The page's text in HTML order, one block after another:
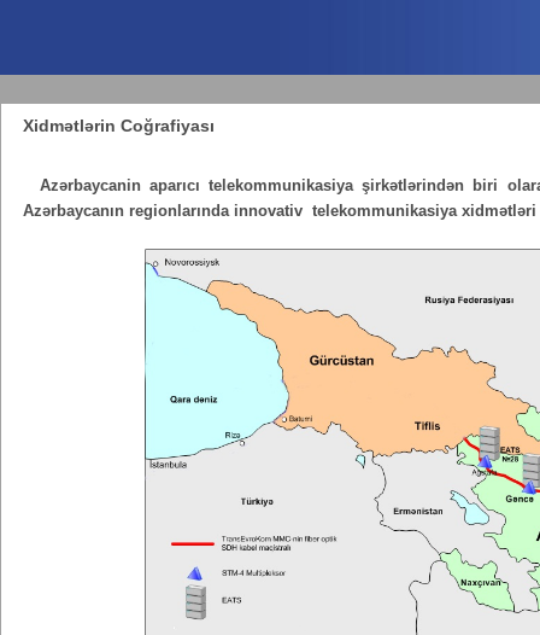
Xidmətlərin Coğrafiyası
Azərbaycanin aparıcı telekommunikasiya şirkətlərindən biri
Azərbaycanın regionlarında innovativ telekommunikasiya